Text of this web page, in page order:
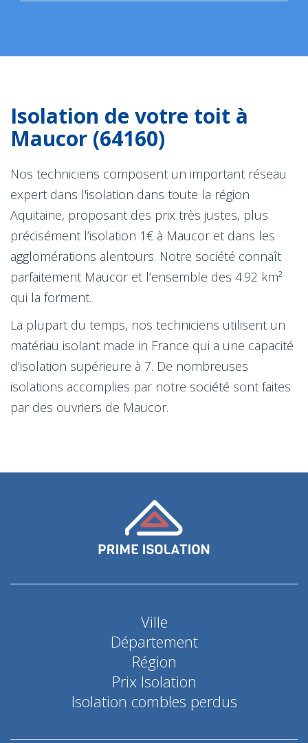
Isolation de votre toit à
Maucor (64160)
Nos techniciens composent un important réseau
expert dans l'isolation dans toute la région
Aquitaine, proposant des prix très justes, plus
précisément l’isolation 1€ à Maucor et dans les
agglomérations alentours. Notre société connaît
parfaitement Maucor et l’ensemble des 4.92 km²
qui la forment.
La plupart du temps, nos techniciens utilisent un
matériau isolant made in France qui a une capacité
d’isolation supérieure à 7. De nombreuses
isolations accomplies par notre société sont faites
par des ouvriers de Maucor.
Ville
Département
Région
Prix Isolation
Isolation combles perdus